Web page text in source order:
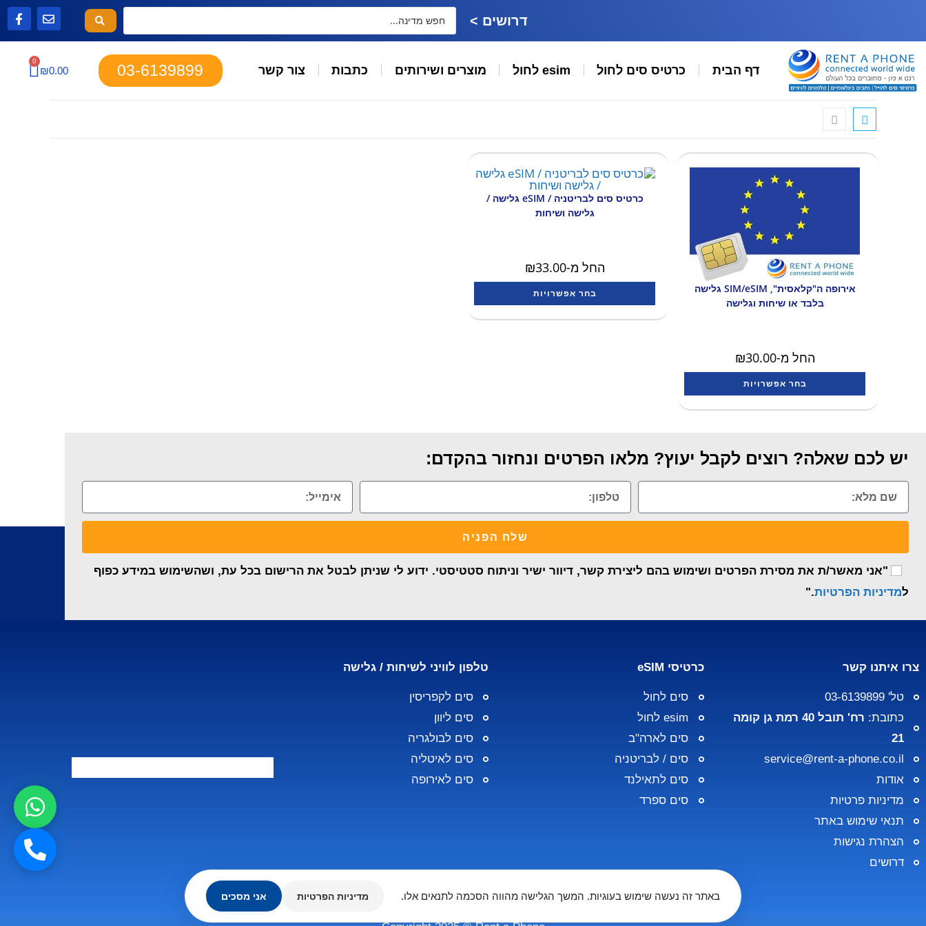
דרושים >
דף הבית כרטיס סים לחול esim לחול מוצרים ושירותים כתבות צור קשר 03-6139899
₪0.00
0
אירופה ה"קלאסית", SIM/eSIM גלישה
בלבד או שיחות וגלישה
החל מ- ₪30.00
בחר אפשרויות
כרטיס סים לבריטניה / eSIM גלישה /
גלישה ושיחות
החל מ- ₪33.00
בחר אפשרויות
יש לכם שאלה? רוצים לקבל יעוץ? מלאו הפרטים ונחזור בהקדם:
"אני מאשר/ת את מסירת הפרטים ושימוש בהם ליצירת קשר, דיוור ישיר וניתוח סטטיסטי. ידוע לי שניתן לבטל את הרישום בכל עת, ושהשימוש במידע כפוף
למדיניות הפרטיות."
שלח הפניה
צרו איתנו קשר
טל' 03-6139899
כתובת:
רח' תובל 40 רמת גן קומה
21
service@rent-a-phone.co.il
אודות
מדיניות פרטיות
תנאי שימוש באתר
הצהרת נגישות
דרושים
כרטיסי eSIM
סים לחול
esim לחול
סים לארה"ב
סים / לבריטניה
סים לתאילנד
סים ספרד
טלפון לוויני לשיחות / גלישה
סים לקפריסין
סים ליוון
סים לבולגריה
סים לאיטליה
סים לאירופה
באתר זה נעשה שימוש בעוגיות. המשך הגלישה מהווה הסכמה לתנאים אלו. מדיניות הפרטיות אני מסכים